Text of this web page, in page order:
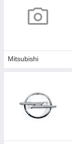
Mitsubishi